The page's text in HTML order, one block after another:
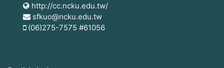
http://cc.ncku.edu.tw/
sfkuo@ncku.edu.tw
(06)275-7575 #61056